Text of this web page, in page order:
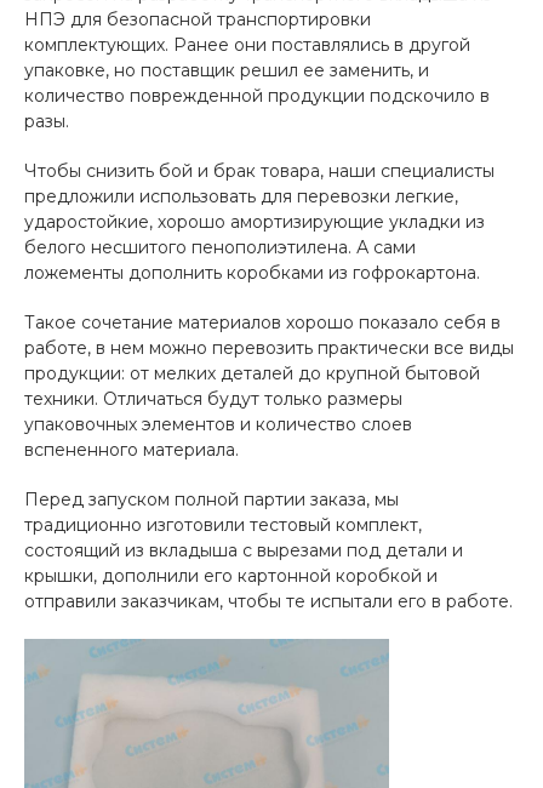
НПЭ для безопасной транспортировки
комплектующих. Ранее они поставлялись в другой
упаковке, но поставщик решил ее заменить, и
количество поврежденной продукции подскочило в
разы.
Чтобы снизить бой и брак товара, наши специалисты
предложили использовать для перевозки легкие,
ударостойкие, хорошо амортизирующие укладки из
белого несшитого пенополиэтилена. А сами
ложементы дополнить коробками из гофрокартона.
Такое сочетание материалов хорошо показало себя в
работе, в нем можно перевозить практически все виды
продукции: от мелких деталей до крупной бытовой
техники. Отличаться будут только размеры
упаковочных элементов и количество слоев
вспененного материала.
Перед запуском полной партии заказа, мы
традиционно изготовили тестовый комплект,
состоящий из вкладыша с вырезами под детали и
крышки, дополнили его картонной коробкой и
отправили заказчикам, чтобы те испытали его в работе.